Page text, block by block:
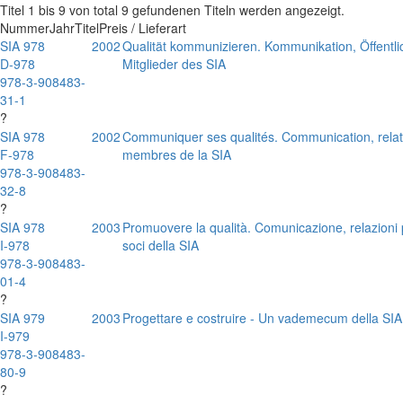
Titel 1 bis 9 von total 9 gefundenen Titeln werden angezeigt.
NummerJahrTitelPreis / Lieferart
SIA 978
D-978
978-3-908483-
31-1
?
2002Qualität kommunizieren. Kommunikation,
Mitglieder des SIA
SIA 978
F-978
978-3-908483-
32-8
?
2002Communiquer ses qualités. Communication,
membres de la SIA
SIA 978
I-978
978-3-908483-
01-4
?
2003 Promuovere la qualità. Comunicazione,
soci della SIA
SIA 979
I-979
978-3-908483-
80-9
?
2003 Progettare e costruire - Un vademecum della